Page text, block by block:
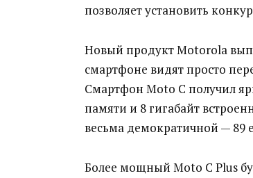
позволяет установить
Новый продукт Motorola
смартфоне видят просто
Смартфон Moto C получил
памяти и 8 гигабайт
весьма демократичной — 89
Более мощный Moto C Plus